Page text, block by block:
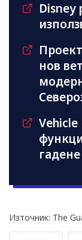
Disney
нов
Източник: The